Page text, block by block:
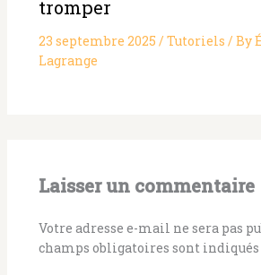
tromper
23 septembre 2025 / Tutoriels / By
Lagrange
Laisser un commentaire
Votre adresse e-mail ne sera pas
champs obligatoires sont indiqués